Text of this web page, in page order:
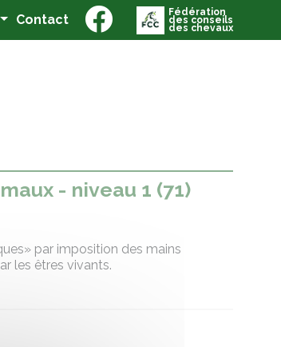
Contact(current) Fédération
des conseils
des chevaux
- niveau 1 (71)
par imposition des mains
les êtres vivants.